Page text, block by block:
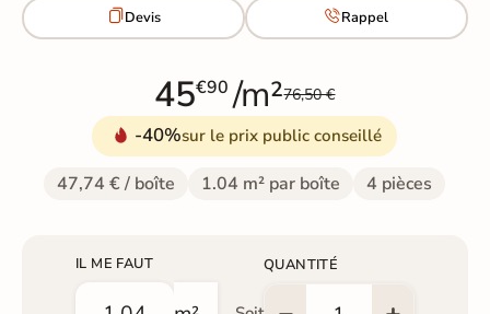
Devis Rappel
45€90 /m²76,50 €
-40%sur le prix public conseillé
47,74 € / boîte 1.04 m² par boîte 4 pièces
IL ME FAUT QUANTITÉ